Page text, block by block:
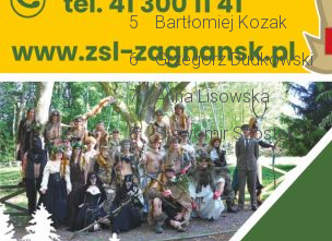
5
Bartłomiej Kozak
6
Grzegorz Dudkowski
7
Anna Lisowska
8
Sławomir Szostek